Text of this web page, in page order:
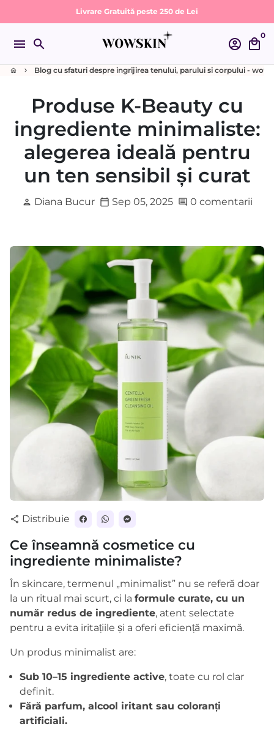
la
conținut
Livrare Gratuită peste 250 de Lei
menu search account_circle local_mall
0
home keyboard_arrow_right Blog cu sfaturi despre ingrijirea tenului, parului si corpului -
Produse K-Beauty cu
ingrediente minimaliste:
alegerea ideală pentru
un ten sensibil și curat
person Diana Bucur calendar_today Sep 05, 2025 comment 0 comentarii
share Distribuie
Ce înseamnă cosmetice cu
ingrediente minimaliste?
În skincare, termenul „minimalist” nu se referă doar
la un ritual mai scurt, ci la formule curate, cu un
număr redus de ingrediente, atent selectate
pentru a evita iritațiile și a oferi eficiență maximă.
Un produs minimalist are:
Sub 10–15 ingrediente active, toate cu rol clar
definit.
Fără parfum, alcool iritant sau coloranți
artificiali.